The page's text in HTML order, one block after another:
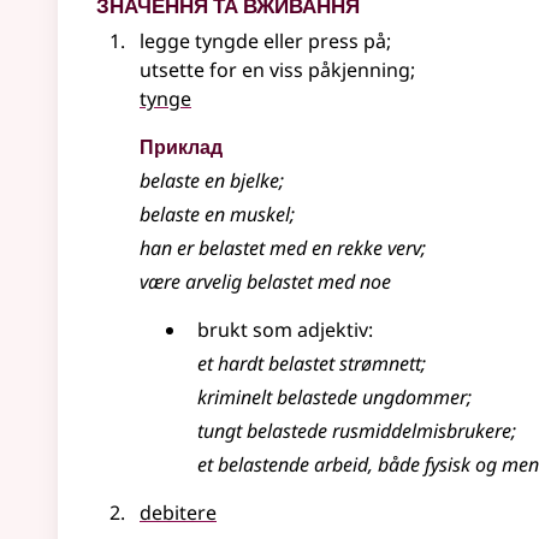
legge tyngde eller press på;
utsette for en viss påkjenning;
tynge
Приклад
belasteen bjelke;
belasteen muskel;
han erbelastetmed en rekke verv;
være arvelig belastet med noe
brukt som adjektiv:
et hardtbelastetstrømnett;
kriminelt belastede ungdommer;
tungt belastede rusmiddelmisbrukere;
et belastende arbeid, både fysisk og
debitere